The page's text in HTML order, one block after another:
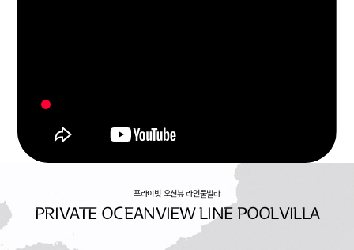
프라이빗 오션뷰 라인풀빌라
PRIVATE OCEANVIEW LINE POOLVILLA